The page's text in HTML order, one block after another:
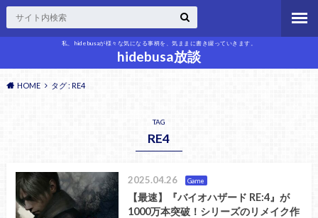
私、hidebusaが様々な気になる事柄を、気ままに書き綴っていきます。
hidebusa放談
HOME タグ : RE4
TAG
RE4
2025.04.26 Game
【最速】『バイオハザード RE:4』が
1000万本突破！シリーズのリメイク作